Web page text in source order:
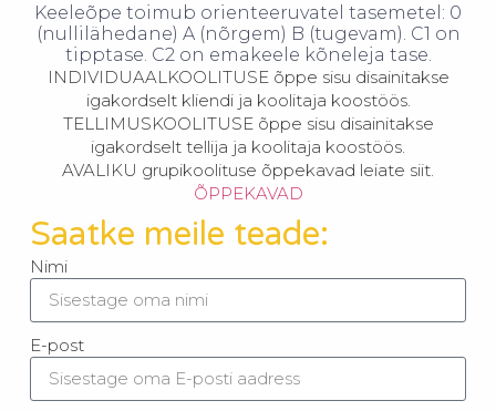
Keeleõpe toimub orienteeruvatel tasemetel: 0
(nullilähedane) A (nõrgem) B (tugevam). C1 on
tipptase. C2 on emakeele kõneleja tase.
INDIVIDUAALKOOLITUSE õppe sisu disainitakse
igakordselt kliendi ja koolitaja koostöös.
TELLIMUSKOOLITUSE õppe sisu disainitakse
igakordselt tellija ja koolitaja koostöös.
AVALIKU grupikoolituse õppekavad leiate siit.
ÕPPEKAVAD
Saatke meile teade:
Nimi
E-post